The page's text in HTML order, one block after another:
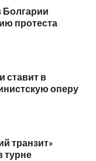
Болгарии
протеста
ставит в
оперу
транзит»
турне